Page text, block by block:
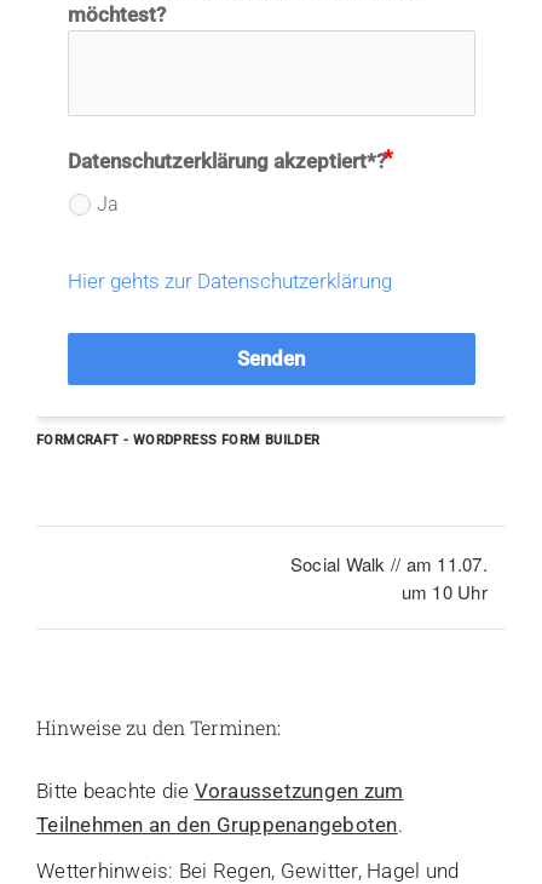
möchtest?
Datenschutzerklärung akzeptiert*?
Ja
Hier gehts zur Datenschutzerklärung
Senden
FORMCRAFT - WORDPRESS FORM BUILDER
Social Walk // am 11.07.
um 10 Uhr
Hinweise zu den Terminen:
Bitte beachte die Voraussetzungen zum
Teilnehmen an den Gruppenangeboten.
Wetterhinweis: Bei Regen, Gewitter, Hagel und